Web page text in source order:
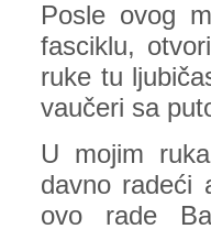
Posle ovog
fasciklu,
ruke tu
vaučeri sa
U mojim
davno radeći
ovo rade